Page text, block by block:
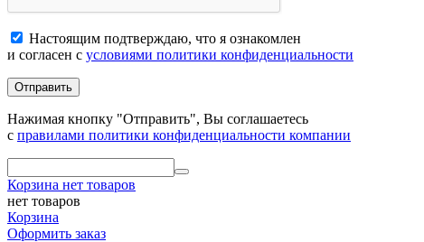
Настоящим подтверждаю, что я ознакомлен
и согласен с условиями политики конфиденциальности
Отправить
Нажимая кнопку "Отправить", Вы соглашаетесь
с правилами политики конфиденциальности компании
Корзина нет товаров
нет товаров
Корзина
Оформить заказ